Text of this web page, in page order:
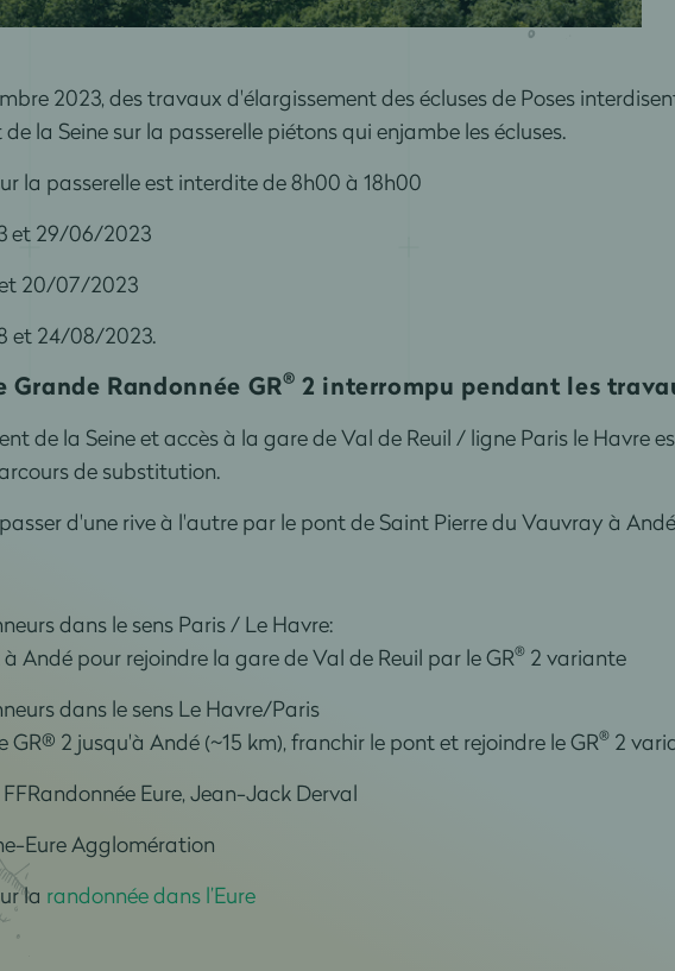
2023, des travaux d'élargissement des écluses de Poses
la Seine sur la passerelle piétons qui enjambe les écluses.
la passerelle est interdite de 8h00 à 18h00
et 29/06/2023
et 20/07/2023
et 24/08/2023.
Grande Randonnée GR® 2 interrompu pendant les
de la Seine et accès à la gare de Val de Reuil / ligne Paris le Havre
de substitution.
d'une rive à l'autre par le pont de Saint Pierre du Vauvray à
dans le sens Paris / Le Havre:
Andé pour rejoindre la gare de Val de Reuil par le GR®2 variante
dans le sens Le Havre/Paris
GR® 2 jusqu'à Andé (~15 km), franchir le pont et rejoindre le GR®2
Eure, Jean-Jack Derval
Eure Agglomération
la randonnée dans l’Eure